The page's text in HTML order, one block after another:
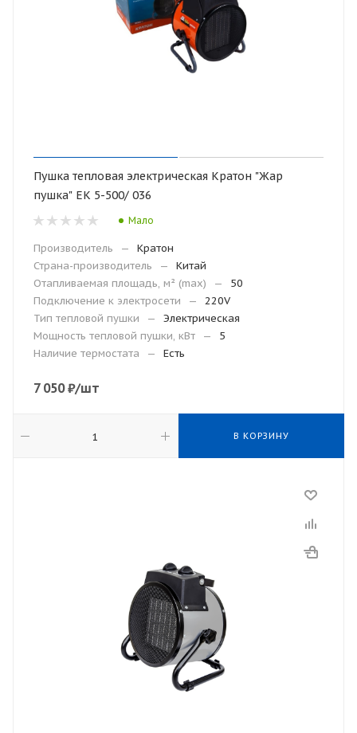
Пушка тепловая электрическая Кратон "Жар
пушка" EK 5-500/ 036
Мало
Производитель —
Кратон
Страна-производитель
—
Китай
Отапливаемая площадь, м² (max)
—
50
Подключение к электросети
—
220V
Тип тепловой пушки
—
Электрическая
Мощность тепловой пушки, кВт
—
5
Наличие термостата
— Есть
7 050₽/шт
В КОРЗИНУ